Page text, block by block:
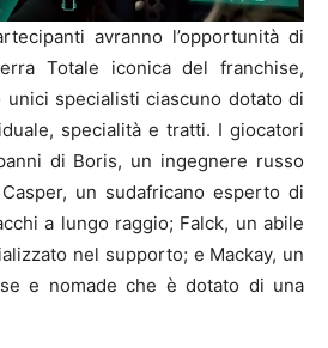
avranno l’opportunità di
Totale iconica del franchise,
specialisti ciascuno dotato di
specialità e tratti. I giocatori
di Boris, un ingegnere russo
un sudafricano esperto di
a lungo raggio; Falck, un abile
nel supporto; e Mackay, un
e nomade che è dotato di una